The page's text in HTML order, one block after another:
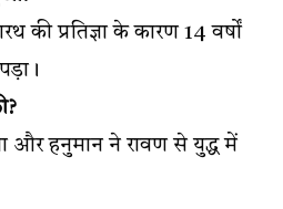
की प्रतिज्ञा के कारण 14 वर्षों
और हनुमान ने रावण से युद्ध में